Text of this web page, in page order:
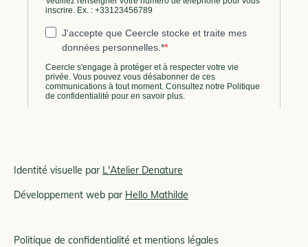
Identité visuelle par L'Atelier Denature
Développement web par Hello Mathilde
Politique de confidentialité et mentions légales